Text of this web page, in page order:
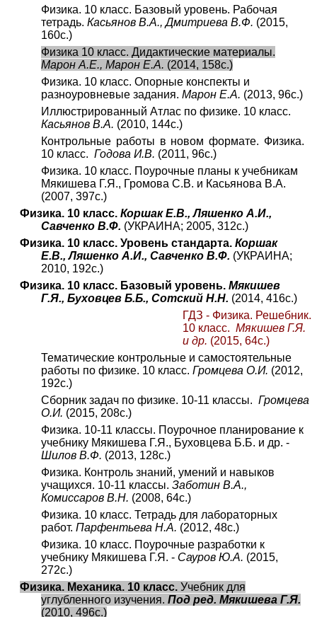
Физика. 10 класс. Базовый уровень. Рабочая
тетрадь. Касьянов В.А., Дмитриева В.Ф. (2015,
160с.)
Физика 10 класс. Дидактические материалы.
Марон А.Е., Марон Е.А. (2014, 158с.)
Физика. 10 класс. Опорные конспекты и
разноуровневые задания. Марон Е.А. (2013, 96с.)
Иллюстрированный Атлас по физике. 10 класс.
Касьянов В.А. (2010, 144с.)
Контрольные работы в новом формате. Физика.
10 класс. Годова И.В. (2011, 96с.)
Физика. 10 класс. Поурочные планы к учебникам
Мякишева Г.Я., Громова С.В. и Касьянова В.А.
(2007, 397с.)
Физика. 10 класс. Коршак Е.В., Ляшенко А.И.,
Савченко В.Ф. (УКРАИНА; 2005, 312с.)
Физика. 10 класс. Уровень стандарта. Коршак
Е.В., Ляшенко А.И., Савченко В.Ф. (УКРАИНА;
2010, 192с.)
Физика. 10 класс. Базовый уровень. Мякишев
Г.Я., Буховцев Б.Б., Сотский Н.Н. (2014, 416с.)
ГДЗ - Физика. Решебник.
10 класс. Мякишев Г.Я.
и др. (2015, 64с.)
Тематические контрольные и самостоятельные
работы по физике. 10 класс. Громцева О.И. (2012,
192с.)
Сборник задач по физике. 10-11 классы. Громцева
О.И. (2015, 208с.)
Физика. 10-11 классы. Поурочное планирование к
учебнику Мякишева Г.Я., Буховцева Б.Б. и др. -
Шилов В.Ф. (2013, 128с.)
Физика. Контроль знаний, умений и навыков
учащихся. 10-11 классы. Заботин В.А.,
Комиссаров В.Н. (2008, 64с.)
Физика. 10 класс. Тетрадь для лабораторных
работ. Парфентьева Н.А. (2012, 48с.)
Физика. 10 класс. Поурочные разработки к
учебнику Мякишева Г.Я. - Сауров Ю.А. (2015,
272с.)
Физика. Механика. 10 класс. Учебник для
углубленного изучения. Под ред. Мякишева Г.Я.
(2010, 496с.)